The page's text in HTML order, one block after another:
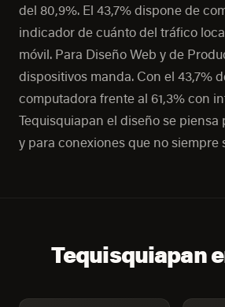
del 80,9%. El 43,7% dispone de
indicador de cuánto del tráfico
móvil. Para Diseño Web y de
dispositivos manda. Con el 43,7%
computadora frente al 61,3% con
Tequisquiapan el diseño se piensa
y para conexiones que no siempre
Tequisquiapan